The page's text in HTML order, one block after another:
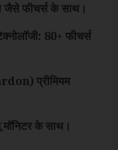
जैसे फीचर्स के साथ।
80+ फीचर्स
प्रीमियम
मॉनिटर के साथ।